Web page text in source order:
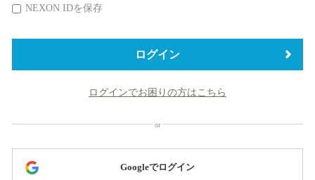
替
NEXON IDを保存
ログイン
ログインでお困りの方はこちら
Googleでログイン